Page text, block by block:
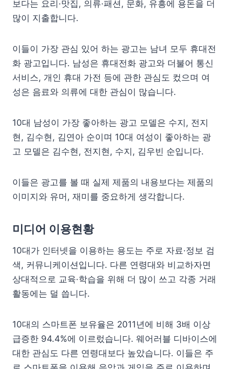
보다는 요리·맛집, 의류·패션, 문화, 유흥에 용돈을 더
많이 지출합니다.
이들이 가장 관심 있어 하는 광고는 남녀 모두 휴대전
화 광고입니다. 남성은 휴대전화 광고와 더불어 통신
서비스, 개인 휴대 가전 등에 관한 관심도 컸으며 여
성은 음료와 의류에 대한 관심이 많습니다.
10대 남성이 가장 좋아하는 광고 모델은 수지, 전지
현, 김수현, 김연아 순이며 10대 여성이 좋아하는 광
고 모델은 김수현, 전지현, 수지, 김우빈 순입니다.
이들은 광고를 볼 때 실제 제품의 내용보다는 제품의
이미지와 유머, 재미를 중요하게 생각합니다.
미디어 이용현황
10대가 인터넷을 이용하는 용도는 주로 자료·정보 검
색, 커뮤니케이션입니다. 다른 연령대와 비교하자면
상대적으로 교육·학습을 위해 더 많이 쓰고 각종 거래
활동에는 덜 씁니다.
10대의 스마트폰 보유율은 2011년에 비해 3배 이상
급증한 94.4%에 이르렀습니다. 웨어러블 디바이스에
대한 관심도 다른 연령대보다 높았습니다. 이들은 주